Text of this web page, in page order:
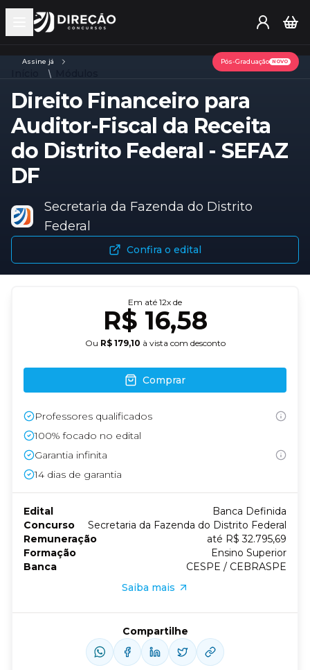
Open main menu
Assine já Pós-Graduação NOVO
Direito Financeiro para
Auditor-Fiscal da Receita
do Distrito Federal - SEFAZ
DF
Secretaria da Fazenda do Distrito
Federal
Confira o edital
Em até 12x de
R$ 16,58
Ou R$ 179,10 à vista com desconto
Comprar
Professores qualificados
100% focado no edital
Garantia infinita
14 dias de garantia
Edital
Banca Definida
Concurso
Secretaria da Fazenda do Distrito Federal
Remuneração
até R$ 32.795,69
Formação
Ensino Superior
Banca
CESPE / CEBRASPE
Saiba mais
Compartilhe